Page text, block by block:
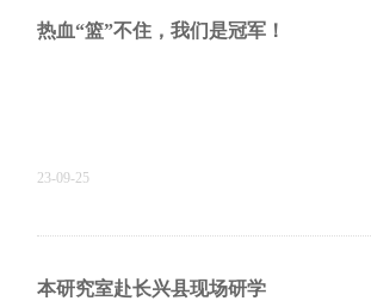
热血“篮”不住，我们是冠军！
23-09-25
本研究室赴长兴县现场研学